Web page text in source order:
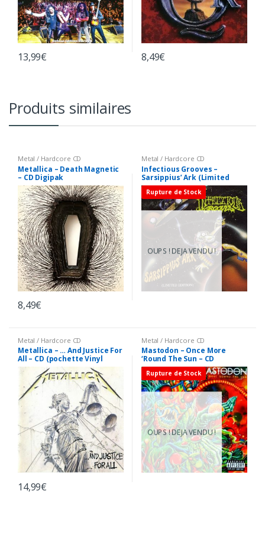
13,99€ 8,49€
Produits similaires
Metal / Hardcore CD
Metallica – Death Magnetic
– CD Digipak
8,49€
Metal / Hardcore CD
Infectious Grooves –
Sarsippius’ Ark (Limited
Edition) – CD
Rupture de Stock
OUPS ! DEJA VENDU !
Metal / Hardcore CD
Metallica – … And Justice For
All – CD (pochette Vinyl
Replica Japon)
14,99€
Metal / Hardcore CD
Mastodon – Once More
‘Round The Sun – CD
Rupture de Stock
OUPS ! DEJA VENDU !